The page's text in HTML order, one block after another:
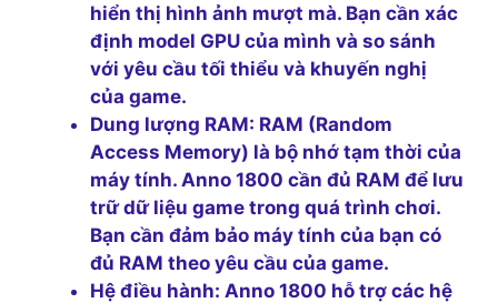
hiển thị hình ảnh mượt mà. Bạn cần xác
định model GPU của mình và so sánh
với yêu cầu tối thiểu và khuyến nghị
của game.
Dung lượng RAM: RAM (Random
Access Memory) là bộ nhớ tạm thời của
máy tính. Anno 1800 cần đủ RAM để lưu
trữ dữ liệu game trong quá trình chơi.
Bạn cần đảm bảo máy tính của bạn có
đủ RAM theo yêu cầu của game.
Hệ điều hành: Anno 1800 hỗ trợ các hệ